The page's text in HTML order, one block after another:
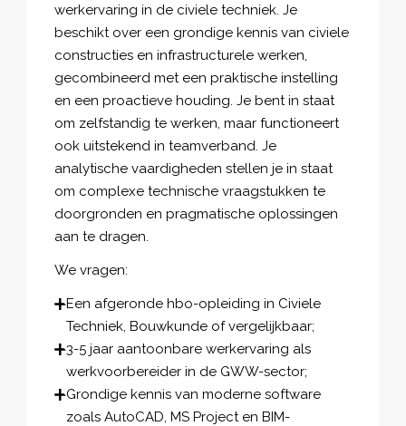
werkervaring in de civiele techniek. Je
beschikt over een grondige kennis van civiele
constructies en infrastructurele werken,
gecombineerd met een praktische instelling
en een proactieve houding. Je bent in staat
om zelfstandig te werken, maar functioneert
ook uitstekend in teamverband. Je
analytische vaardigheden stellen je in staat
om complexe technische vraagstukken te
doorgronden en pragmatische oplossingen
aan te dragen.
We vragen:
Een afgeronde hbo-opleiding in Civiele
Techniek, Bouwkunde of vergelijkbaar;
3-5 jaar aantoonbare werkervaring als
werkvoorbereider in de GWW-sector;
Grondige kennis van moderne software
zoals AutoCAD, MS Project en BIM-